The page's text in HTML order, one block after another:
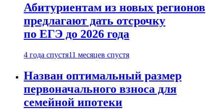
Абитуриентам из новых регионов
предлагают дать отсрочку
по ЕГЭ до 2026 года
4 года спустя11 месяцев спустя
Назван оптимальный размер
первоначального взноса для
семейной ипотеки